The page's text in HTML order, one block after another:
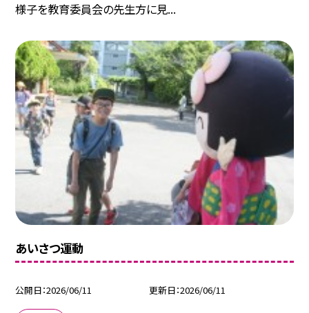
様子を教育委員会の先生方に見...
あいさつ運動
公開日 2026/06/11 更新日 2026/06/11